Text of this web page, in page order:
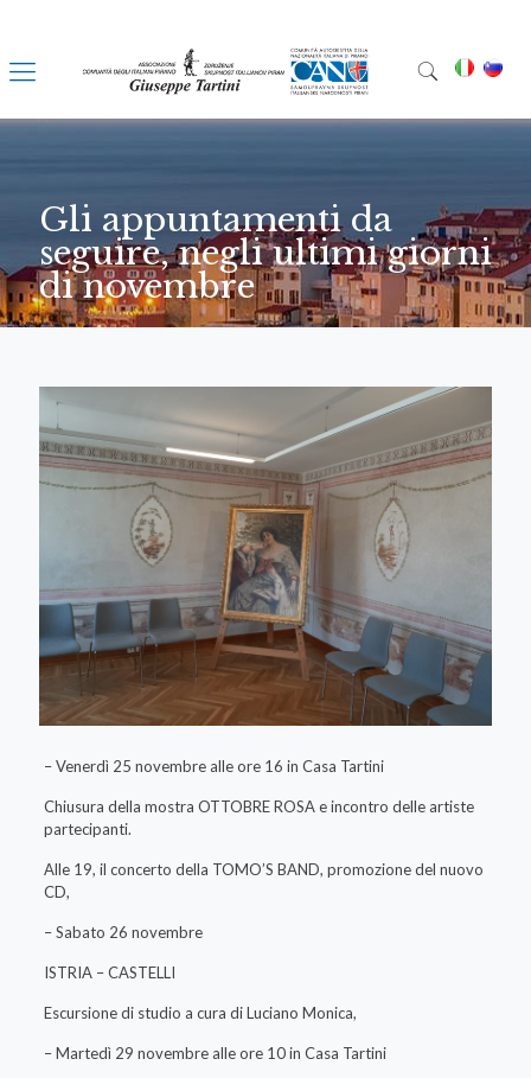
Gli appuntamenti da
seguire, negli ultimi giorni
di novembre
– Venerdì 25 novembre alle ore 16 in Casa Tartini
Chiusura della mostra OTTOBRE ROSA e incontro delle artiste
partecipanti.
Alle 19, il concerto della TOMO’S BAND, promozione del nuovo
CD,
– Sabato 26 novembre
ISTRIA – CASTELLI
Escursione di studio a cura di Luciano Monica,
– Martedì 29 novembre alle ore 10 in Casa Tartini